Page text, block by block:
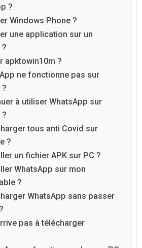
?
Windows Phone ?
une application sur un
apktowin10m ?
ne fonctionne pas sur
à utiliser WhatsApp sur
tous anti Covid sur
?
un fichier APK sur PC ?
WhatsApp sur mon
?
WhatsApp sans passer
pas à télécharger